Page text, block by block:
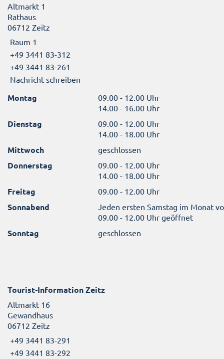
Altmarkt 1
Rathaus
06712 Zeitz
Raum 1
+49 3441 83-312
+49 3441 83-261
Nachricht schreiben
Montag
09.00 - 12.00 Uhr
14.00 - 16.00 Uhr
Dienstag
09.00 - 12.00 Uhr
14.00 - 18.00 Uhr
Mittwoch geschlossen
Donnerstag
09.00 - 12.00 Uhr
14.00 - 18.00 Uhr
Freitag 09.00 - 12.00 Uhr
Sonnabend
Jeden ersten Samstag im Monat
09.00 - 12.00 Uhr geöffnet
Sonntag geschlossen
Tourist-Information Zeitz
Altmarkt 16
Gewandhaus
06712 Zeitz
+49 3441 83-291
+49 3441 83-292